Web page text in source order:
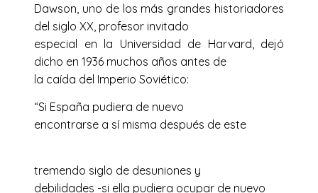
Dawson, uno de los más grandes historiadores
del siglo XX, profesor invitado
especial en la Universidad de Harvard, dejó
dicho en 1936 muchos años antes de
la caída del Imperio Soviético:
“Si España pudiera de nuevo
encontrarse a sí misma después de este
tremendo siglo de desuniones y
debilidades -si ella pudiera ocupar de nuevo